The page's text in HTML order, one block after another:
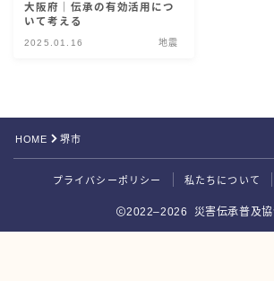
大阪府｜伝承の有効活用につ
いて考える
2025.01.16 地震
HOME 堺市
プライバシーポリシー 私たちについて
2022–2026 災害伝承普及協